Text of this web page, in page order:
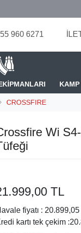
960 6271
CROSSFIRE
Wi
TL
fiyatı : 20.899,05
kartı tek çekim :